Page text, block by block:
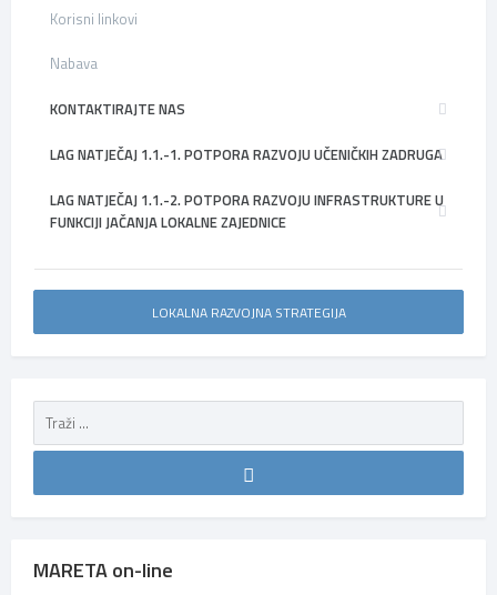
Korisni linkovi
Nabava
KONTAKTIRAJTE NAS
LAG NATJEČAJ 1.1.-1. POTPORA RAZVOJU UČENIČKIH ZADRUGA
LAG NATJEČAJ 1.1.-2. POTPORA RAZVOJU INFRASTRUKTURE U
FUNKCIJI JAČANJA LOKALNE ZAJEDNICE
LOKALNA RAZVOJNA STRATEGIJA
MARETA on-line